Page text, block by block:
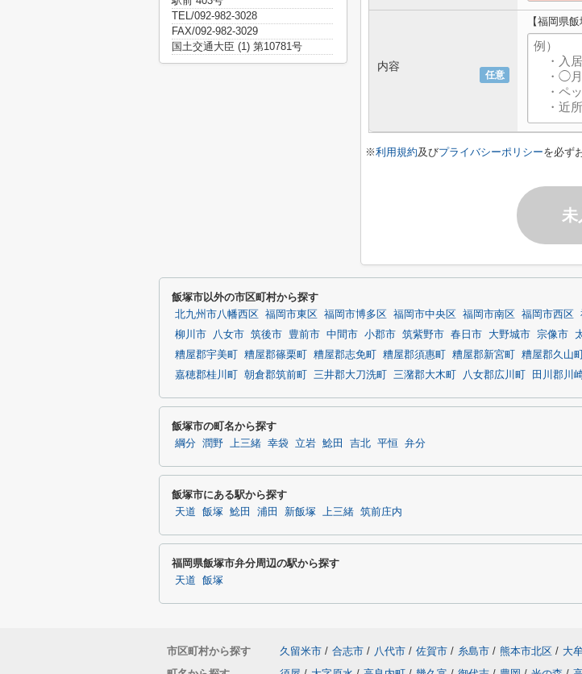
任意
内容
【福岡県
※利用規約及びプライバシーポリシーを必ず
未
TEL/092-982-3028
FAX/092-982-3029
国土交通大臣 (1) 第10781号
飯塚市以外の市区町村から探す
北九州市八幡西区 福岡市東区 福岡市博多区 福岡市中央区 福岡市南区 福岡市西区
柳川市
八女市 筑後市 豊前市 中間市 小郡市 筑紫野市 春日市 大野城市 宗像市
糟屋郡宇美町
糟屋郡篠栗町 糟屋郡志免町 糟屋郡須惠町 糟屋郡新宮町 糟屋郡久山町
嘉穂郡桂川町
朝倉郡筑前町 三井郡大刀洗町 三潴郡大木町 八女郡広川町 田川郡川崎
飯塚市の町名から探す
綱分 潤野 上三緒 幸袋 立岩 鯰田 吉北 平恒 弁分
飯塚市にある駅から探す
天道 飯塚 鯰田 浦田 新飯塚 上三緒 筑前庄内
福岡県飯塚市弁分周辺の駅から探す
天道 飯塚
市区町村から探す 久留米市 / 合志市 / 八代市 / 佐賀市 / 糸島市 / 熊本市北区 / 大